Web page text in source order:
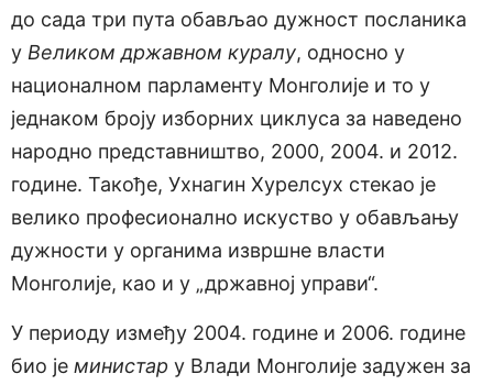
до сада три пута обављао дужност посланика
у Великом државном куралу, односно у
националном парламенту Монголије и то у
једнаком броју изборних циклуса за наведено
народно представништво, 2000, 2004. и 2012.
године. Такође, Ухнагин Хурелсух стекао је
велико професионално искуство у обављању
дужности у органима извршне власти
Монголије, као и у „државној управи“.
У периоду између 2004. године и 2006. године
био је министар у Влади Монголије задужен за